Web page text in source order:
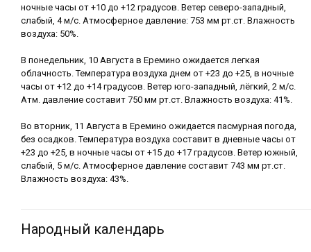
ночные часы от +10 до +12 градусов. Ветер северо-западный,
слабый, 4 м/с. Атмосферное давление: 753 мм рт.ст. Влажность
воздуха: 50%.
В понедельник, 10 Августа в Еремино ожидается легкая
облачность. Температура воздуха днем от +23 до +25, в ночные
часы от +12 до +14 градусов. Ветер юго-западный, лёгкий, 2 м/с.
Атм. давление составит 750 мм рт.ст. Влажность воздуха: 41%.
Во вторник, 11 Августа в Еремино ожидается пасмурная погода,
без осадков. Температура воздуха составит в дневные часы от
+23 до +25, в ночные часы от +15 до +17 градусов. Ветер южный,
слабый, 5 м/с. Атмосферное давление составит 743 мм рт.ст.
Влажность воздуха: 43%.
Народный календарь